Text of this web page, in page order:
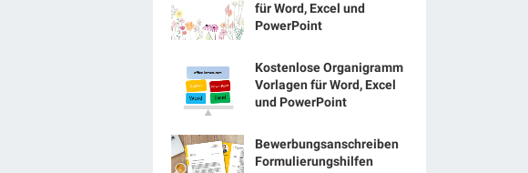
für Word, Excel und
PowerPoint
Kostenlose Organigramm
Vorlagen für Word, Excel
und PowerPoint
Bewerbungsanschreiben
Formulierungshilfen